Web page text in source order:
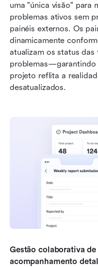
uma "única visão" para
problemas ativos sem
painéis externos. Os
dinamicamente
atualizam os status
problemas—garantindo
projeto reflita a
desatualizados.
Gestão colaborativa de
acompanhamento